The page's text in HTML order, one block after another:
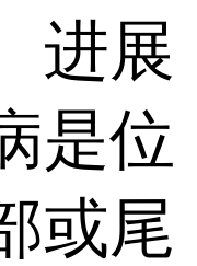
进展
是位
或尾